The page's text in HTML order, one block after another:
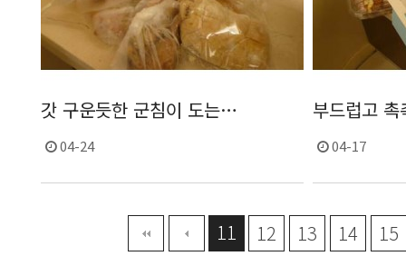
갓 구운듯한 군침이 도는…
04-24
부드럽고
04-17
11 12 13 14 15